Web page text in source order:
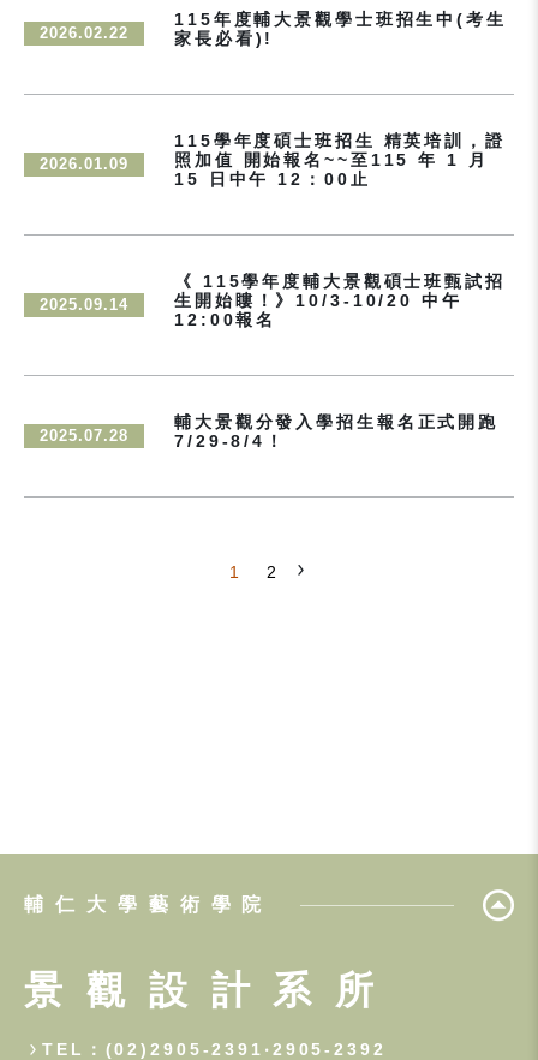
2026.02.22
115年度輔大景觀學士班招生中(考生
家長必看)!
2026.01.09
115學年度碩士班招生 精英培訓，證
照加值 開始報名~~至115 年 1 月
15 日中午 12：00止
2025.09.14
《 115學年度輔大景觀碩士班甄試招
生開始瞜！》10/3-10/20 中午
12:00報名
2025.07.28
輔大景觀分發入學招生報名正式開跑
7/29-8/4！
1 2
輔仁大學藝術學院
景觀設計系所
TEL：(02)2905-2391‧2905-2392